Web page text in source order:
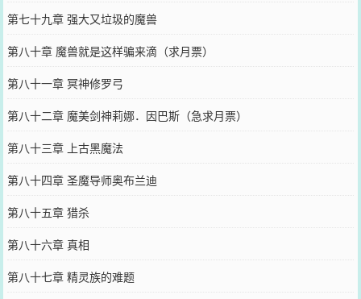
第七十九章 强大又垃圾的魔兽
第八十章 魔兽就是这样骗来滴（求月票）
第八十一章 冥神修罗弓
第八十二章 魔美剑神莉娜．因巴斯（急求月票）
第八十三章 上古黑魔法
第八十四章 圣魔导师奥布兰迪
第八十五章 猎杀
第八十六章 真相
第八十七章 精灵族的难题